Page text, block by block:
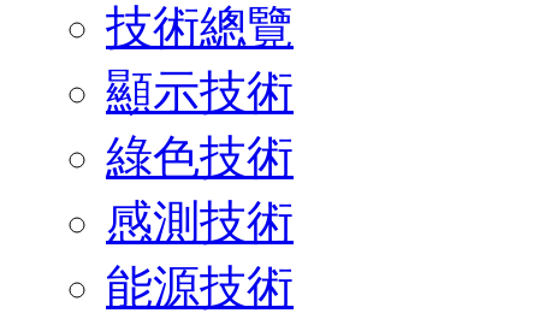
技術總覽
顯示技術
綠色技術
感測技術
能源技術